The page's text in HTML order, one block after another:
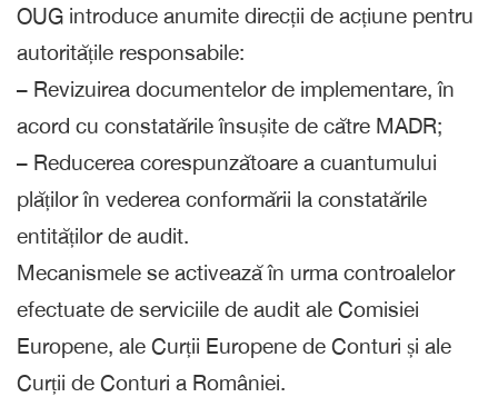
OUG introduce anumite direcții de acțiune pentru
autoritățile responsabile:
– Revizuirea documentelor de implementare, în
acord cu constatările însușite de către MADR;
– Reducerea corespunzătoare a cuantumului
plăților în vederea conformării la constatările
entităților de audit.
Mecanismele se activează în urma controalelor
efectuate de serviciile de audit ale Comisiei
Europene, ale Curții Europene de Conturi și ale
Curții de Conturi a României.